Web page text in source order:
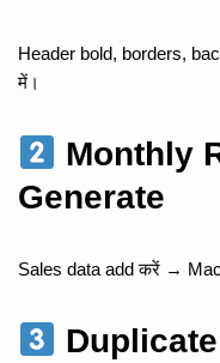
Header bold, borders,
में।
Monthly
Generate
Sales data add करें →